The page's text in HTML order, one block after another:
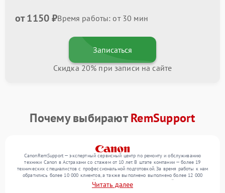
от 1150 ₽Время работы: от 30 мин
Записаться
Скидка 20% при записи на сайте
Почему выбираютRemSupport
CanonRemSupport — экспертный сервисный центр по ремонту и обслуживанию
техники Canon в Астрахани со стажем от 10 лет. В штате компании — более 19
технических специалистов с профессиональной подготовкой. За время работы к нам
обратились более 10 000 клиентов, а также выполнено выполнено более 12 000
ремонтов. Ежемесячно в сервисный центр поступает более 300 устройств, включая , , .
Мы устраняем поломки любой сложности и поддерживаем высокий стандарт
Читать далее